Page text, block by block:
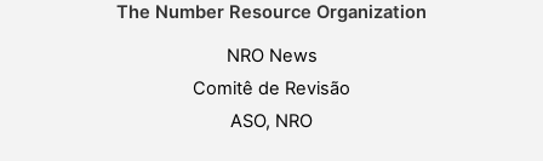
The Number Resource Organization
NRO News
Comitê de Revisão
ASO, NRO